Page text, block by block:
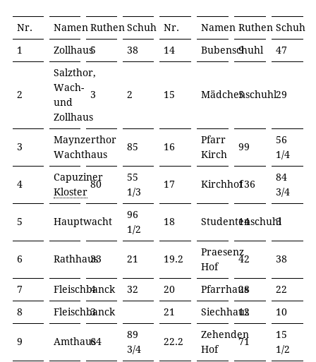
Nr. Namen Ruthen Schuh Nr. Namen Ruthen Schuh
1
Zollhaus5 38 14 Bubenschuhl
9 47
2
Salzthor,
Wach-
und
Zollhaus
3 2 15 Mädchenschuhl
5 29
3
Maynzerthor
Wachthaus
85 16
Pfarr
Kirch
99
56
1/4
4
Capuziner
Kloster
80
55
1/3
17 Kirchhof136
84
3/4
5 Hauptwacht
96
1/2
18 Studentenschuhl
14 3
6 Rathhaus
33 21 19.2
Praesenz
Hof
42 38
7 Fleischbanck
4 32 20 Pfarrhaus
28
22
8
Fleischbanck
3 21 Siechhaus
12 10
9 Amthaus64
89
3/4
22.2
Zehenden
Hof
71
15
1/2